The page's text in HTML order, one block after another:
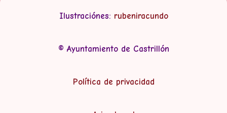
Ilustraciónes: rubeniracundo
© Ayuntamiento de Castrillón
Política de privacidad